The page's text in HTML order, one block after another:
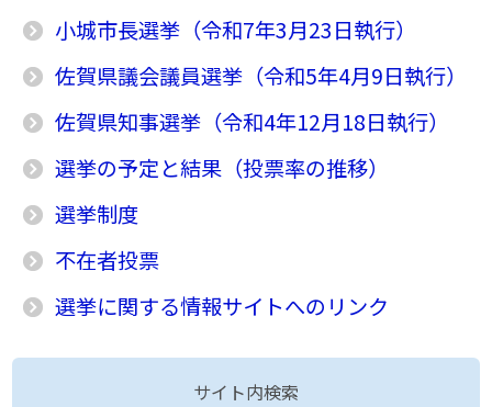
小城市長選挙（令和7年3月23日執行）
佐賀県議会議員選挙（令和5年4月9日執行）
佐賀県知事選挙（令和4年12月18日執行）
選挙の予定と結果（投票率の推移）
選挙制度
不在者投票
選挙に関する情報サイトへのリンク
サイト内検索